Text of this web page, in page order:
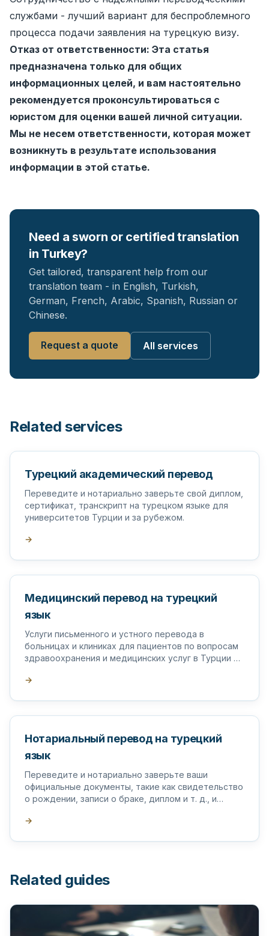
службами - лучший вариант для беспроблемного
процесса подачи заявления на турецкую визу.
Отказ от ответственности: Эта статья
предназначена только для общих
информационных целей, и вам настоятельно
рекомендуется проконсультироваться с
юристом для оценки вашей личной ситуации.
Мы не несем ответственности, которая может
возникнуть в результате использования
информации в этой статье.
Need a sworn or certified translation
in Turkey?
Get tailored, transparent help from our
translation team - in English, Turkish,
German, French, Arabic, Spanish, Russian or
Chinese.
Request a quote All services
Related services
Турецкий академический перевод
Переведите и нотариально заверьте свой диплом,
сертификат, транскрипт на турецком языке для
университетов Турции и за рубежом.
→
Медицинский перевод на турецкий
язык
Услуги письменного и устного перевода в
больницах и клиниках для пациентов по вопросам
здравоохранения и медицинских услуг в Турции и
→
Нотариальный перевод на турецкий
язык
Переведите и нотариально заверьте ваши
официальные документы, такие как свидетельство
о рождении, записи о браке, диплом и т. д., и
→
Related guides